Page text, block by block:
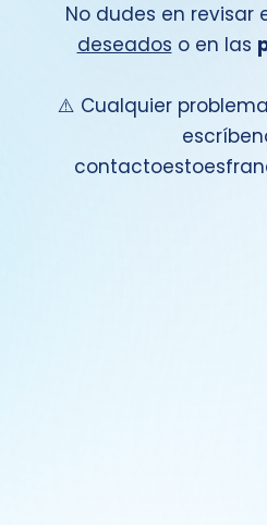
No dudes en revisar
deseados o en las
⚠️ Cualquier